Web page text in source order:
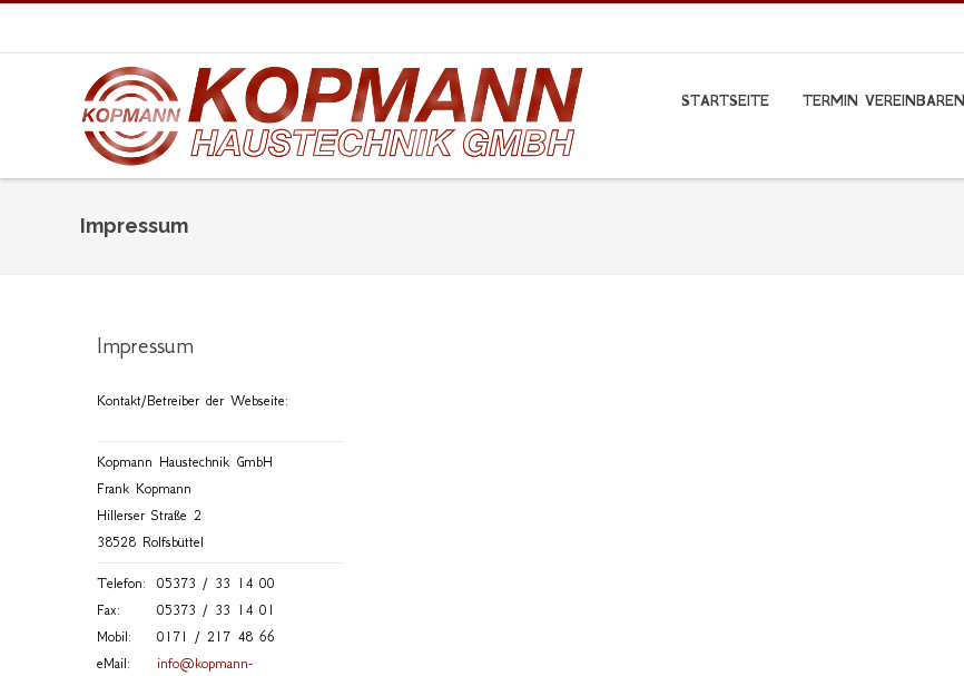
STARTSEITE TERMIN VEREINBAREN
Impressum
Impressum
Kontakt/Betreiber der Webseite:
Kopmann Haustechnik GmbH
Frank Kopmann
Hillerser Straße 2
38528 Rolfsbüttel
Telefon:
Fax:
Mobil:
eMail:
05373 / 33 14 00
05373 / 33 14 01
0171 / 217 48 66
info@kopmann-